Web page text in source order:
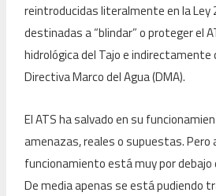
reintroducidas literalmente en la
destinadas a “blindar” o proteger el
hidrológica del Tajo e indirectamente
Directiva Marco del Agua (DMA).
El ATS ha salvado en su
amenazas, reales o supuestas. Pero
funcionamiento está muy por
De media apenas se está pudiendo